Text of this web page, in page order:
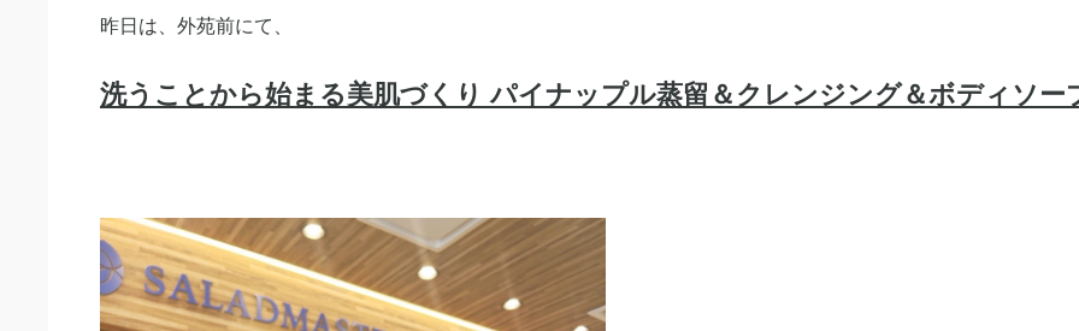
昨日は、外苑前にて、
洗うことから始まる美肌づくり パイナップル蒸留＆クレンジング＆ボディソ